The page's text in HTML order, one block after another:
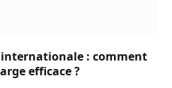
: comment
efficace ?